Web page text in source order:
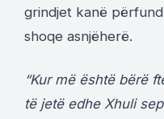
grindjet kanë
shoqe asnjëherë.
“Kur më është bërë
të jetë edhe Xhuli